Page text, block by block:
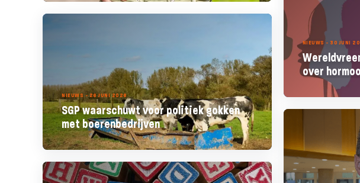
NIEUWS - 30 JUNI
over
NIEUWS - 26 JUNI 2026
SGP waarschuwt voor politiek gokken
met boerenbedrijven